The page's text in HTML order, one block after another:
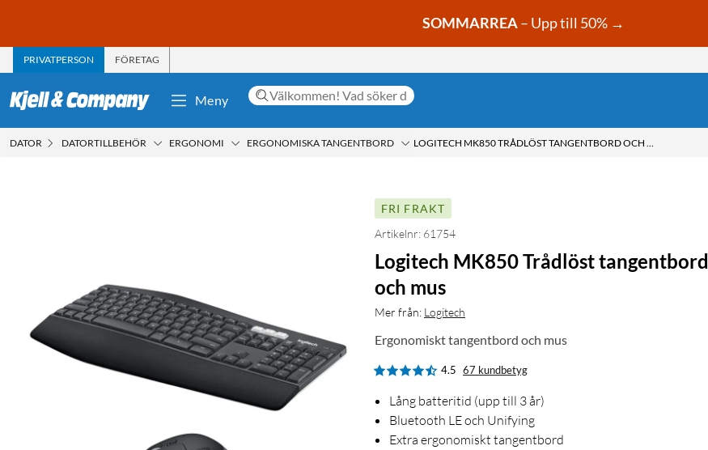
SOMMARREA– Upp till 50% →
PRIVATPERSON FÖRETAG
Meny
DATOR DATORTILLBEHÖR ERGONOMI ERGONOMISKA TANGENTBORD LOGITECH MK850 TRÅDLÖST TANGENTBORD OCH MUS
FRI FRAKT
Artikelnr: 61754
Logitech MK850 Trådlöst tangentbord
och mus
Mer från: Logitech
Ergonomiskt tangentbord och mus
4.5 67 kundbetyg
Lång batteritid (upp till 3 år)
Bluetooth LE och Unifying
Extra ergonomiskt tangentbord